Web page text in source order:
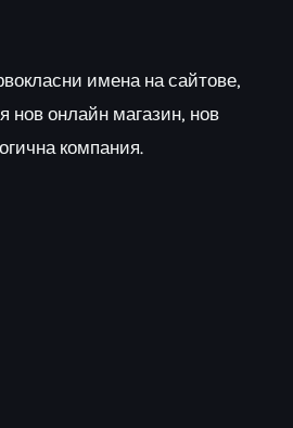
имена на сайтове,
нов онлайн магазин, нов
компания.